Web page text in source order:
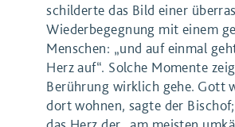
schilderte das Bild einer
Wiederbegegnung mit einem
Menschen: „und auf einmal
Herz auf“. Solche Momente
Berührung wirklich gehe. Gott
dort wohnen, sagte der